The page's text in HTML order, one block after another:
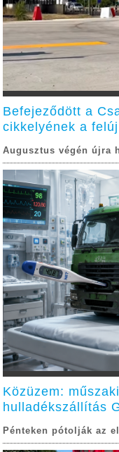
Befejeződött a
cikkelyének a
Augusztus végén újra
Közüzem:
hulladékszállítás
Pénteken pótolják az